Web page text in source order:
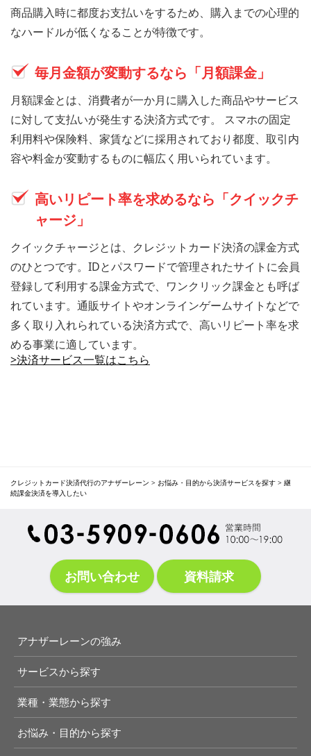
商品購入時に都度お支払いをするため、購入までの心理的
なハードルが低くなることが特徴です。
毎月金額が変動するなら「月額課金」
月額課金とは、消費者が一か月に購入した商品やサービス
に対して支払いが発生する決済方式です。 スマホの固定
利用料や保険料、家賃などに採用されており都度、取引内
容や料金が変動するものに幅広く用いられています。
高いリピート率を求めるなら「クイックチ
ャージ」
クイックチャージとは、クレジットカード決済の課金方式
のひとつです。IDとパスワードで管理されたサイトに会員
登録して利用する課金方式で、ワンクリック課金とも呼ば
れています。通販サイトやオンラインゲームサイトなどで
多く取り入れられている決済方式で、高いリピート率を求
める事業に適しています。
>決済サービス一覧はこちら
クレジットカード決済代行のアナザーレーン > お悩み・目的から決済サービスを探す > 継
続課金決済を導入したい
お問い合わせ 資料請求
アナザーレーンの強み
サービスから探す
業種・業態から探す
お悩み・目的から探す